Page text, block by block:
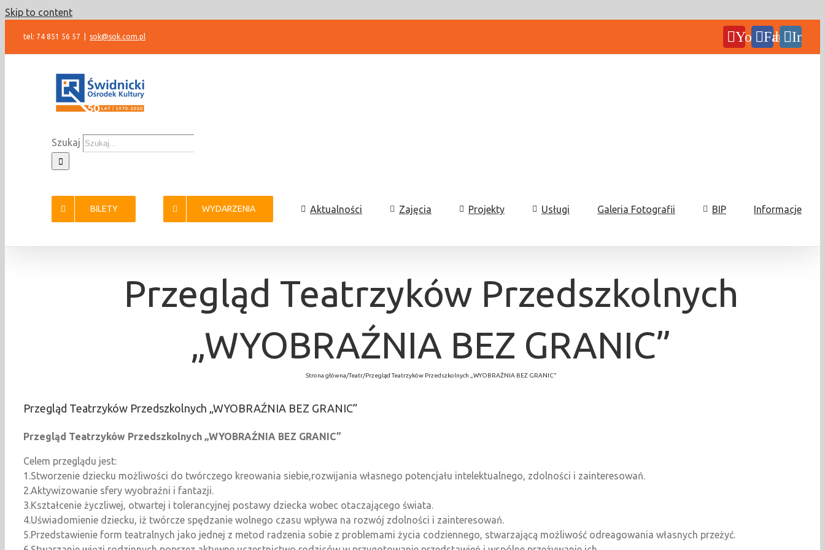
Skip to content
tel: 74 851 56 57 sok@sok.com.pl YouTubeFacebook
Szukaj
BILETY WYDARZENIA Aktualności Zajęcia Projekty Usługi Galeria Fotografii BIP Informacje
Przegląd Teatrzyków Przedszkolnych
„WYOBRAŹNIA BEZ GRANIC”
Strona główna/Teatr/Przegląd Teatrzyków Przedszkolnych „WYOBRAŹNIA BEZ GRANIC”
Przegląd Teatrzyków Przedszkolnych „WYOBRAŹNIA BEZ GRANIC”
Przegląd Teatrzyków Przedszkolnych „WYOBRAŹNIA BEZ GRANIC”
Celem przeglądu jest:
1.Stworzenie dziecku możliwości do twórczego kreowania siebie,rozwijania własnego potencjału intelektualnego, zdolności i zainteresowań.
2.Aktywizowanie sfery wyobraźni i fantazji.
3.Kształcenie życzliwej, otwartej i tolerancyjnej postawy dziecka wobec otaczającego świata.
4.Uświadomienie dziecku, iż twórcze spędzanie wolnego czasu wpływa na rozwój zdolności i zainteresowań.
5.Przedstawienie form teatralnych jako jednej z metod radzenia sobie z problemami życia codziennego, stwarzającą możliwość odreagowania własnych przeżyć.